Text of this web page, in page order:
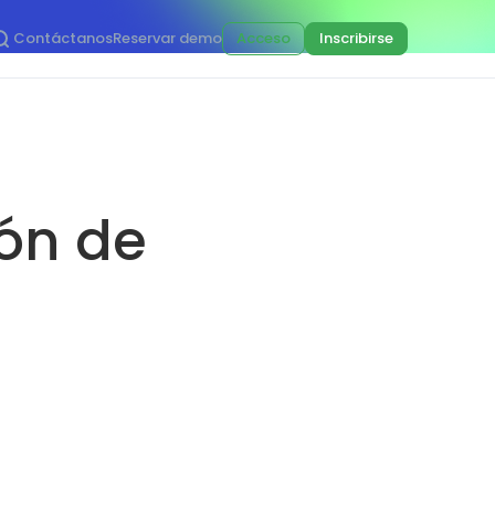
ContáctanosReservar demo Acceso Inscribirse
de